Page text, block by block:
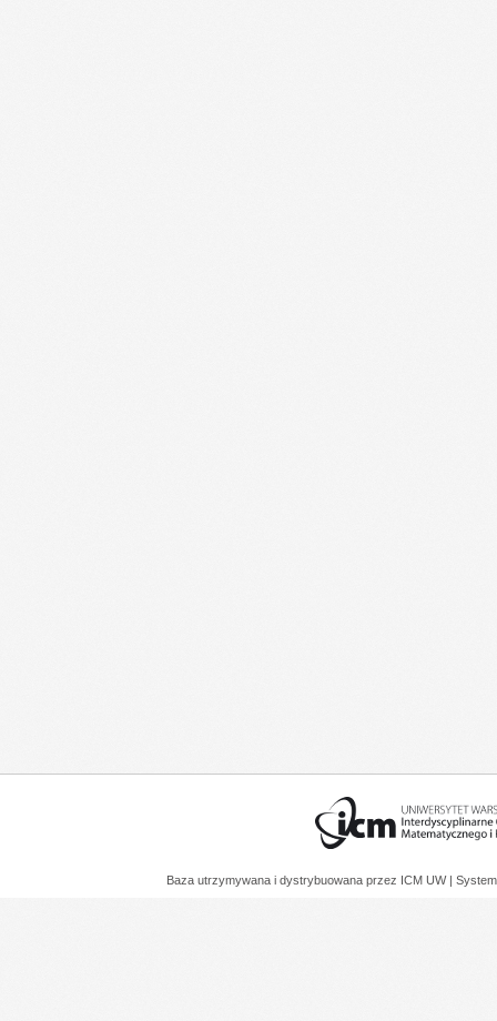
Baza utrzymywana i dystrybuowana przez ICM UW |